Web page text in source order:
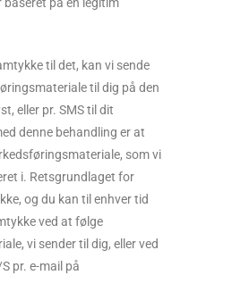
til det, kan vi sende
til dig på den
eller pr. SMS til dit
denne behandling er at
som vi
i. Retsgrundlaget for
og du kan til enhver tid
ved at følge
vi sender til dig, eller ved
pr. e-mail på